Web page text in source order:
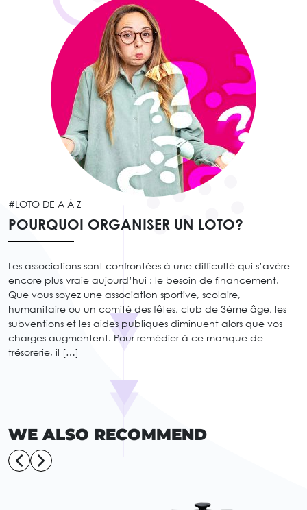
#LOTO DE A À Z
POURQUOI ORGANISER UN LOTO?
Les associations sont confrontées à une difficulté qui s’avère
encore plus vraie aujourd’hui : le besoin de financement.
Que vous soyez une association sportive, scolaire,
humanitaire ou un comité des fêtes, club de 3ème âge, les
subventions et les aides publiques diminuent alors que vos
charges augmentent. Pour remédier à ce manque de
trésorerie, il […]
WE ALSO RECOMMEND